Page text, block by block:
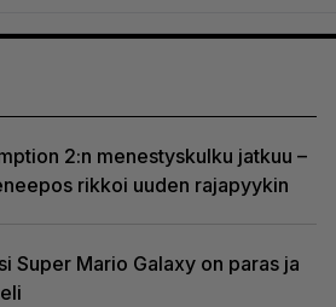
2:n menestyskulku jatkuu –
rikkoi uuden rajapyykin
Super Mario Galaxy on paras ja